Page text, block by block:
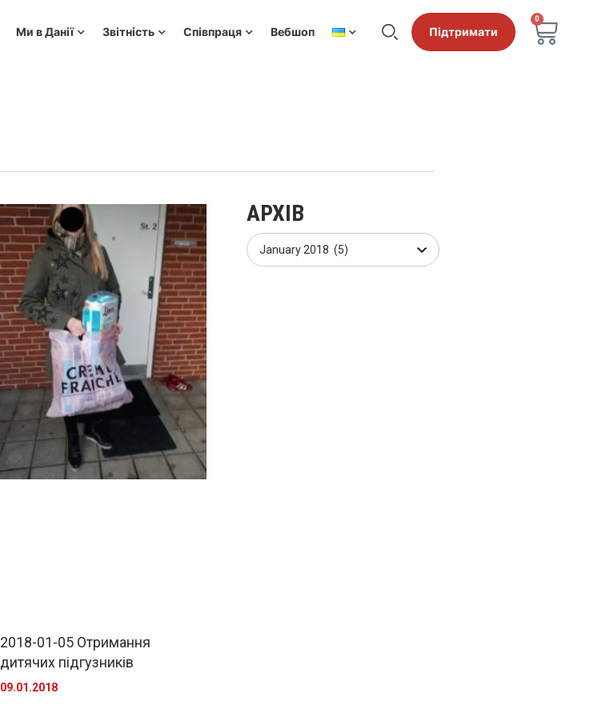
Ми в Данії Звітність Співпраця Вебшоп Підтримати
0
2018-01-05 Отримання
дитячих підгузників
09.01.2018
АРХІВ